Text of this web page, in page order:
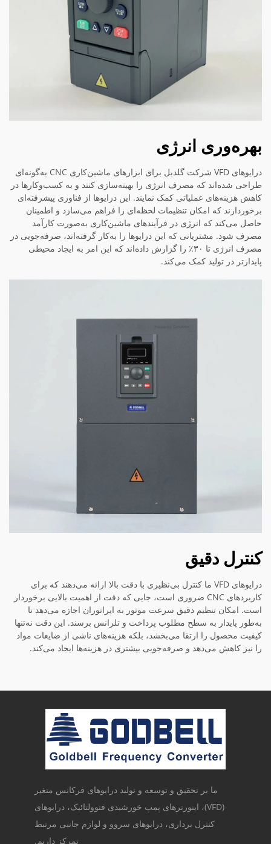
بهره‌وری انرژی
درایوهای VFD شرکت گلدبل برای ابزارهای ماشین‌کاری CNC به‌گونه‌ای
طراحی شده‌اند که مصرف انرژی را بهینه‌سازی کنند و به کسب‌وکارها در
کاهش هزینه‌های عملیاتی کمک نمایند. این درایوها از فناوری پیشرفته‌ای
برخوردارند که امکان تنظیمات لحظه‌ای را فراهم می‌سازد و اطمینان
حاصل می‌کند که انرژی در فرآیندهای ماشین‌کاری به‌صورت کارآمد
مصرف شود. مشتریانی که این درایوها را به‌کار گرفته‌اند، صرفه‌جویی در
مصرف انرژی تا ۳۰٪ را گزارش داده‌اند که این امر به ایجاد محیطی
پایدارتر در تولید کمک می‌کند.
کنترل دقیق
درایوهای VFD ما کنترل بی‌نظیری با دقت بالا ارائه می‌دهند که برای
کاربردهای CNC ضروری است، جایی که دقت از اهمیت بالایی برخوردار
است. امکان تنظیم دقیق سرعت موتور به اپراتوران اجازه می‌دهد تا
به‌طور پایدار به سطح مطلوب پرداخت و تلرانس برسند. این دقت نه‌تنها
کیفیت محصول را ارتقا می‌بخشد، بلکه هزینه‌های ناشی از ضایعات مواد
را نیز کاهش می‌دهد و صرفه‌جویی بیشتری در هزینه‌ها ایجاد می‌کند.
ما بر تحقیق و توسعه و تولید درایوهای فرکانس متغیر
(VFD)، اینورترهای پمپ خورشیدی فتوولتائیک، درایوهای
کنترل برداری، درایوهای سروو و لوازم جانبی مرتبط
تمرکز داریم.